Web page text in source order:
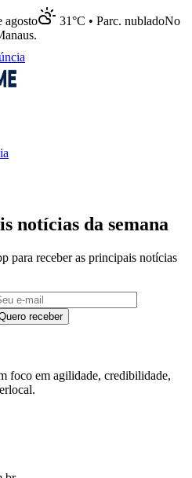
agosto 31°C • Parc. nubladoNo
notícias da semana
para receber as principais notícias
receber
foco em agilidade, credibilidade,